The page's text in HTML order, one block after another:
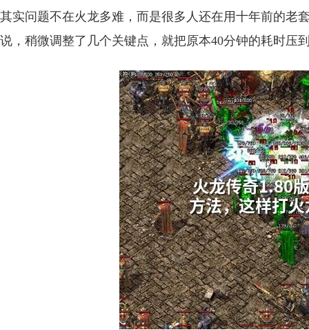
其实问题不在火龙多难，而是很多人还在用十年前的老
说，稍微调整了几个关键点，就把原本40分钟的耗时压